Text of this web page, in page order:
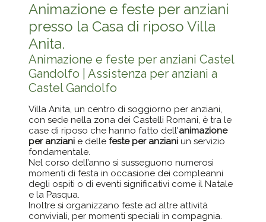
Animazione e feste per anziani
presso la Casa di riposo Villa
Anita.
Animazione e feste per anziani Castel
Gandolfo | Assistenza per anziani a
Castel Gandolfo
Villa Anita, un centro di soggiorno per anziani,
con sede nella zona dei Castelli Romani, è tra le
case di riposo che hanno fatto dell'animazione
per anziani e dellefeste per anziani un servizio
fondamentale.
Nel corso dell’anno si susseguono numerosi
momenti di festa in occasione dei compleanni
degli ospiti o di eventi significativi come il Natale
e la Pasqua.
Inoltre si organizzano feste ad altre attività
conviviali, per momenti speciali in compagnia.